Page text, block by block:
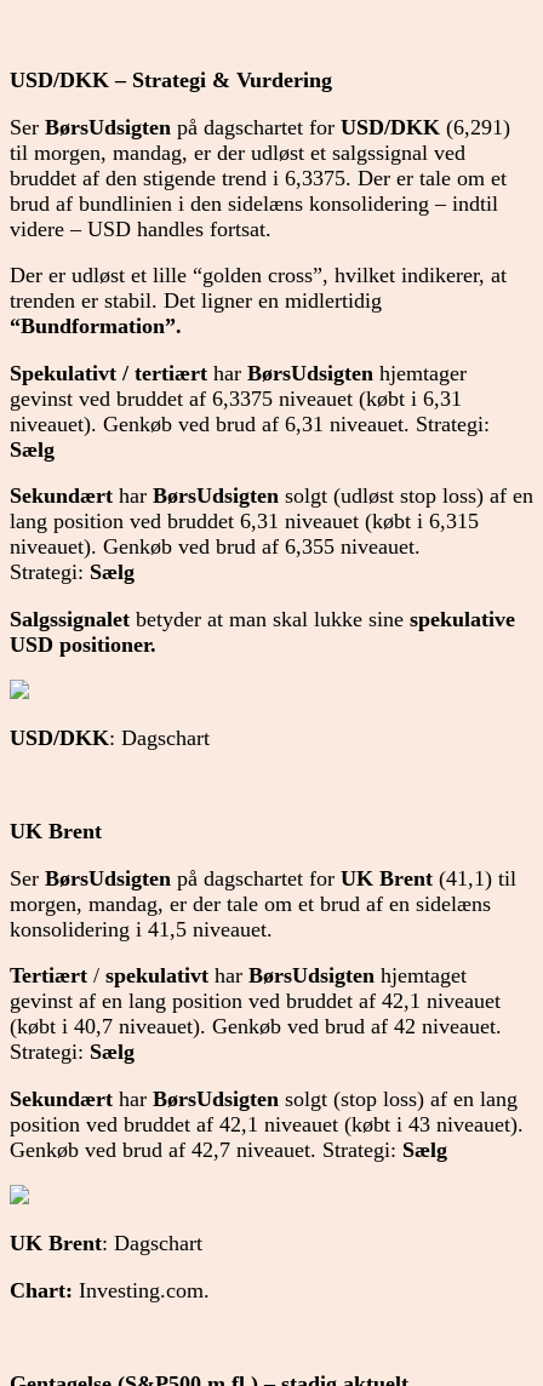
USD/DKK – Strategi & Vurdering
Ser BørsUdsigten på dagschartet for USD/DKK (6,291)
til morgen, mandag, er der udløst et salgssignal ved
bruddet af den stigende trend i 6,3375. Der er tale om et
brud af bundlinien i den sidelæns konsolidering – indtil
videre – USD handles fortsat.
Der er udløst et lille “golden cross”, hvilket indikerer, at
trenden er stabil. Det ligner en midlertidig
“Bundformation”.
Spekulativt / tertiært har BørsUdsigten hjemtager
gevinst ved bruddet af 6,3375 niveauet (købt i 6,31
niveauet). Genkøb ved brud af 6,31 niveauet. Strategi:
Sælg
Sekundært har BørsUdsigten solgt (udløst stop loss) af en
lang position ved bruddet 6,31 niveauet (købt i 6,315
niveauet). Genkøb ved brud af 6,355 niveauet.
Strategi: Sælg
Salgssignalet betyder at man skal lukke sine spekulative
USD positioner.
USD/DKK: Dagschart
UK Brent
Ser BørsUdsigten på dagschartet for UK Brent (41,1) til
morgen, mandag, er der tale om et brud af en sidelæns
konsolidering i 41,5 niveauet.
Tertiært / spekulativt har BørsUdsigten hjemtaget
gevinst af en lang position ved bruddet af 42,1 niveauet
(købt i 40,7 niveauet). Genkøb ved brud af 42 niveauet.
Strategi: Sælg
Sekundært har BørsUdsigten solgt (stop loss) af en lang
position ved bruddet af 42,1 niveauet (købt i 43 niveauet).
Genkøb ved brud af 42,7 niveauet. Strategi: Sælg
UK Brent: Dagschart
Chart: Investing.com.